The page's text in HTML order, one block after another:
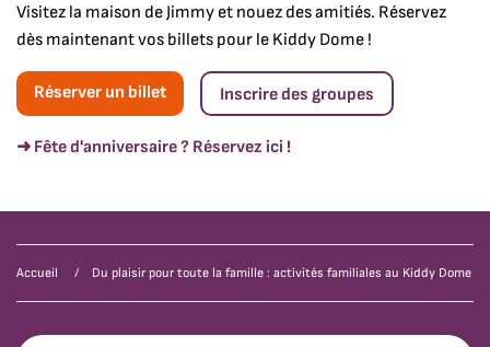
Visitez la maison de Jimmy et nouez des amitiés. Réservez
dès maintenant vos billets pour le Kiddy Dome !
Réserver un billet Inscrire des groupes
➜ Fête d'anniversaire ? Réservez ici !
Accueil Du plaisir pour toute la famille : activités familiales au Kiddy Dome